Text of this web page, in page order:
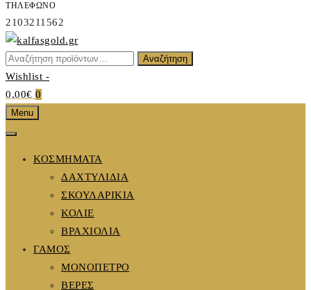
ΤΗΛΕΦΩΝΟ
2103211562
KALFASGOLD
Kalfasgold
Αναζήτηση
για:
Αναζήτηση
Wishlist -
0,00€ 0
Menu
ΚΟΣΜΗΜΑΤΑ
ΔΑΧΤΥΛΙΔΙΑ
ΣΚΟΥΛΑΡΙΚΙΑ
ΚΟΛΙΕ
ΒΡΑΧΙΟΛΙΑ
ΓΑΜΟΣ
ΜΟΝΟΠΕΤΡΟ
ΒΕΡΕΣ